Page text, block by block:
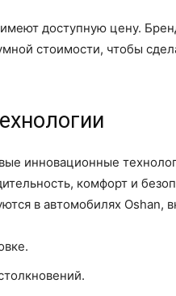
доступную цену.
стоимости, чтобы
инновационные
комфорт и
в автомобилях Oshan,